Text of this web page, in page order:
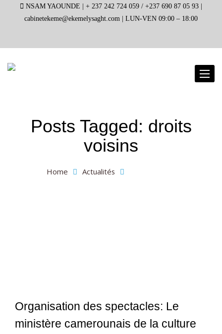
NSAM YAOUNDE | + 237 242 724 059 / +237 690 87 05 93 |
cabinetekeme@ekemelysaght.com | LUN-VEN 09:00 – 18:00
Posts Tagged: droits
voisins
Home Actualités
Organisation des spectacles: Le
ministère camerounais de la culture